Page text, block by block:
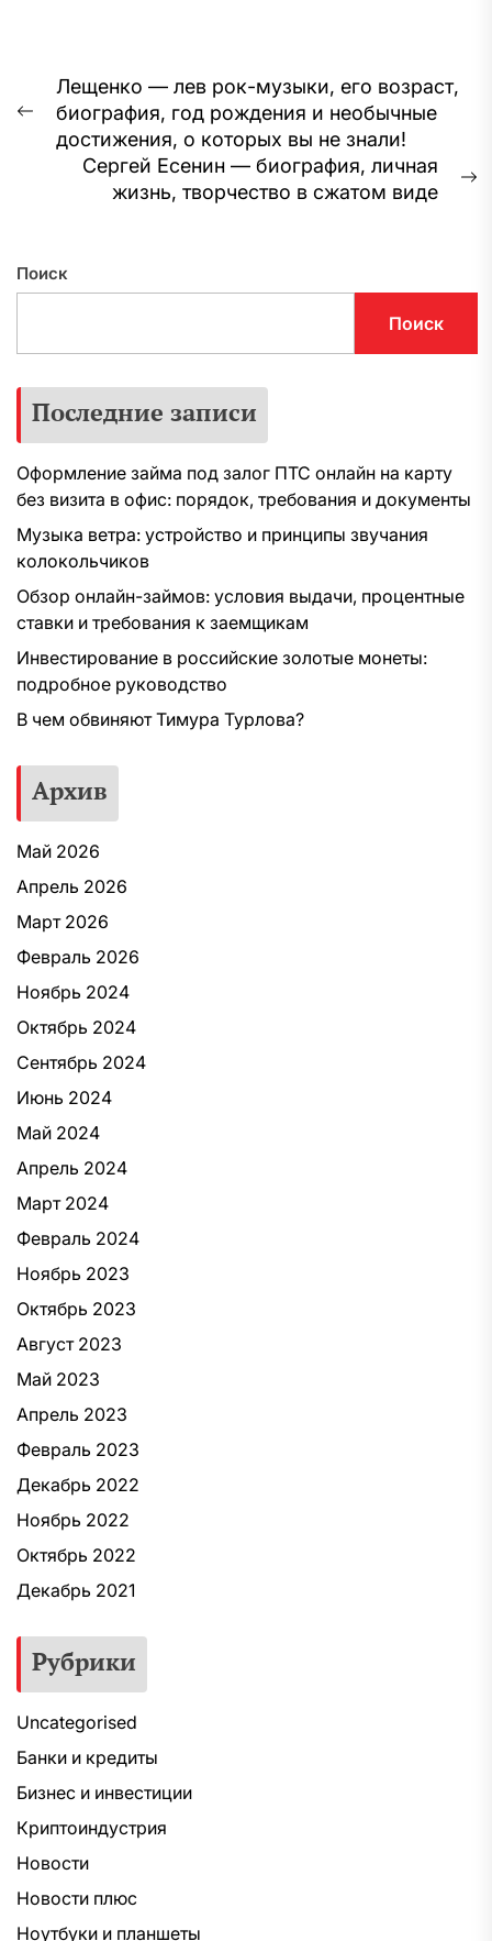
Навигация
по
записям
Предыдущая
запись:
Лещенко — лев рок-музыки, его возраст,
биография, год рождения и необычные
достижения, о которых вы не знали!
Сергей Есенин — биография, личная
жизнь, творчество в сжатом виде
Поиск
Поиск
Последние записи
Оформление займа под залог ПТС онлайн на карту
без визита в офис: порядок, требования и документы
Музыка ветра: устройство и принципы звучания
колокольчиков
Обзор онлайн-займов: условия выдачи, процентные
ставки и требования к заемщикам
Инвестирование в российские золотые монеты:
подробное руководство
В чем обвиняют Тимура Турлова?
Архив
Май 2026
Апрель 2026
Март 2026
Февраль 2026
Ноябрь 2024
Октябрь 2024
Сентябрь 2024
Июнь 2024
Май 2024
Апрель 2024
Март 2024
Февраль 2024
Ноябрь 2023
Октябрь 2023
Август 2023
Май 2023
Апрель 2023
Февраль 2023
Декабрь 2022
Ноябрь 2022
Октябрь 2022
Декабрь 2021
Рубрики
Uncategorised
Банки и кредиты
Бизнес и инвестиции
Криптоиндустрия
Новости
Новости плюс
Ноутбуки и планшеты